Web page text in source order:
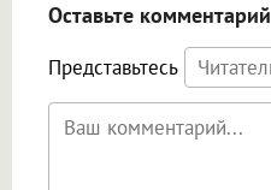
Оставьте комментарий
Представьтесь